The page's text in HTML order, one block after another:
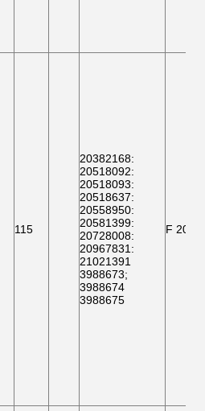
115
20382168:
20518092:
20518093:
20518637:
20558950:
20581399:
20728008:
20967831:
21021391
3988673;
3988674
3988675
F